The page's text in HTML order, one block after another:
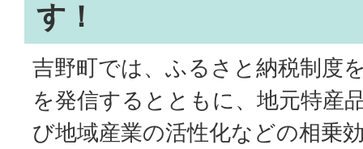
す！
吉野町では、ふるさと納税制度
を発信するとともに、地元特産
び地域産業の活性化などの相乗